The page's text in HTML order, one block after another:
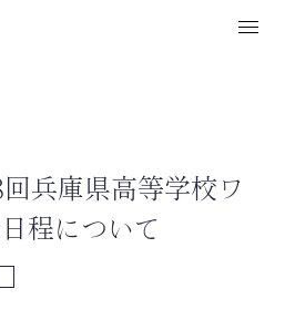
兵庫県高等学校ワ
程について